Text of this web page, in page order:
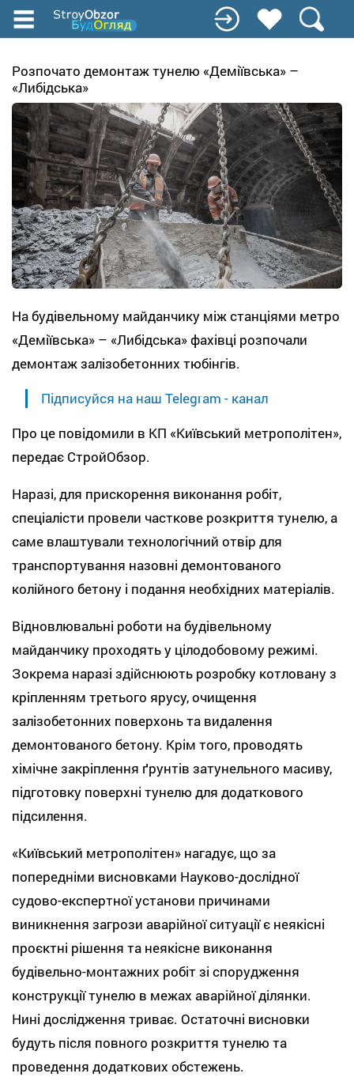
Перейти
содержанию
Розпочато демонтаж тунелю «Деміївська» –
«Либідська»
На будівельному майданчику між станціями метро
«Деміївська» – «Либідська» фахівці розпочали
демонтаж залізобетонних тюбінгів.
Підписуйся на наш Telegram - канал
Про це повідомили в КП «Київський метрополітен»,
передає СтройОбзор.
Наразі, для прискорення виконання робіт,
спеціалісти провели часткове розкриття тунелю, а
саме влаштували технологічний отвір для
транспортування назовні демонтованого
колійного бетону і подання необхідних матеріалів.
Відновлювальні роботи на будівельному
майданчику проходять у цілодобовому режимі.
Зокрема наразі здійснюють розробку котловану з
кріпленням третього ярусу, очищення
залізобетонних поверхонь та видалення
демонтованого бетону. Крім того, проводять
хімічне закріплення ґрунтів затунельного масиву,
підготовку поверхні тунелю для додаткового
підсилення.
«Київський метрополітен» нагадує, що за
попередніми висновками Науково-дослідної
судово-експертної установи причинами
виникнення загрози аварійної ситуації є неякісні
проєктні рішення та неякісне виконання
будівельно-монтажних робіт зі спорудження
конструкції тунелю в межах аварійної ділянки.
Нині дослідження триває. Остаточні висновки
будуть після повного розкриття тунелю та
проведення додаткових обстежень.